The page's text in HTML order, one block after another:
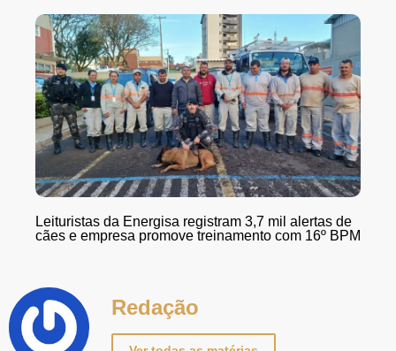
Leituristas da Energisa registram 3,7 mil alertas de
cães e empresa promove treinamento com 16º BPM
Redação